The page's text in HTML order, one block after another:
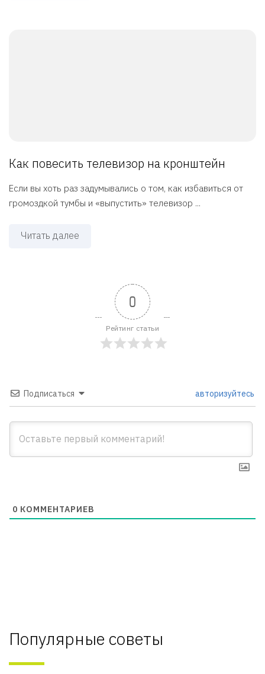
Как повесить телевизор на кронштейн
Если вы хоть раз задумывались о том, как избавиться от
громоздкой тумбы и «выпустить» телевизор ...
Читать далее
0
Рейтинг статьи
Подписаться авторизуйтесь
0 КОММЕНТАРИЕВ
Популярные советы